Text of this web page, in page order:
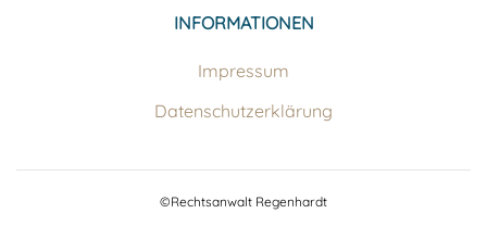
INFORMATIONEN
Impressum
Datenschutzerklärung
©Rechtsanwalt Regenhardt